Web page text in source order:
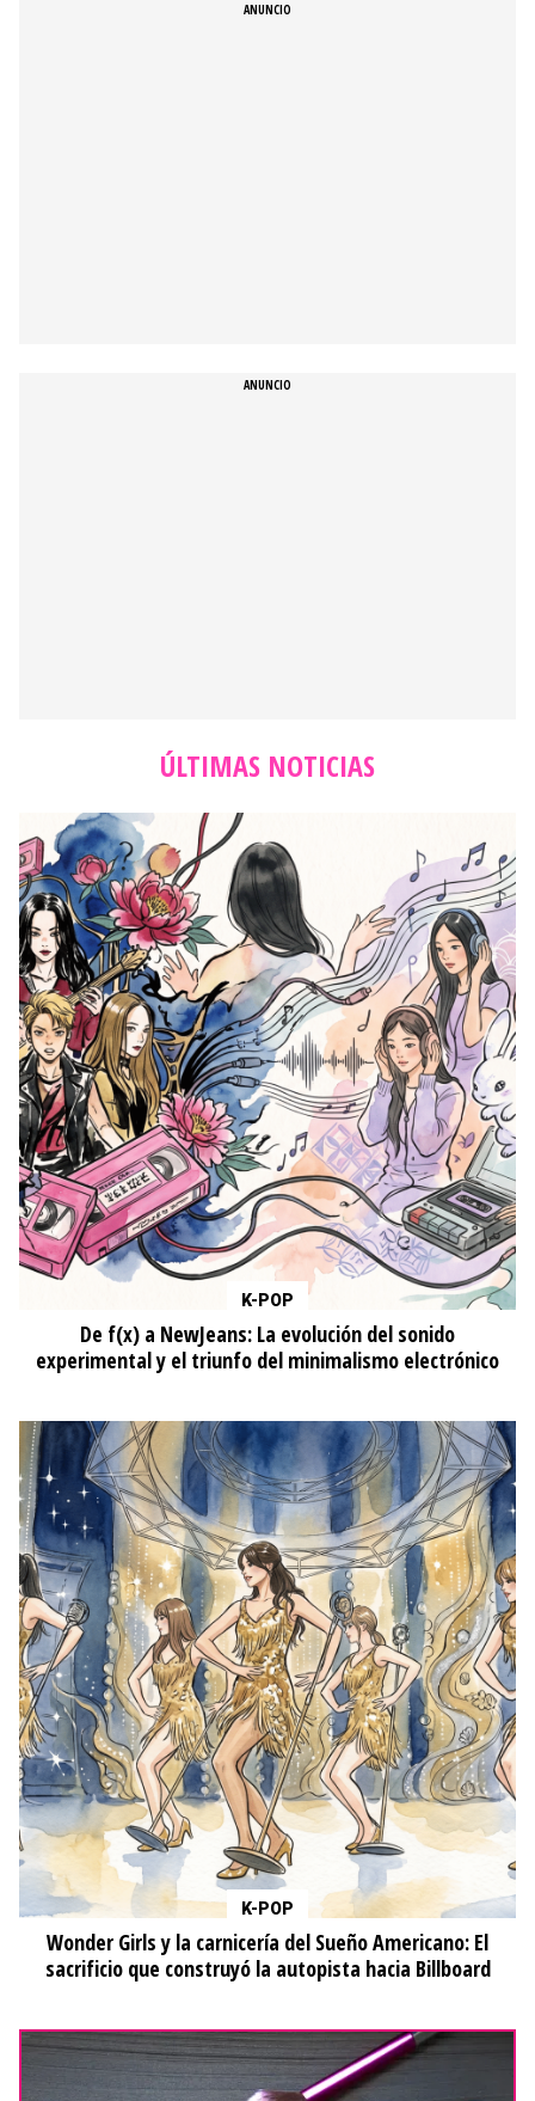
ÚLTIMAS NOTICIAS
K-POP
De f(x) a NewJeans: La evolución del sonido
experimental y el triunfo del minimalismo electrónico
K-POP
Wonder Girls y la carnicería del Sueño Americano: El
sacrificio que construyó la autopista hacia Billboard